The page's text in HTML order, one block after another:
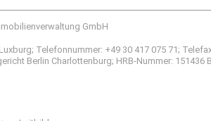
GmbH
Telefonnummer: +49 30 417 075 71;
Berlin Charlottenburg; HRB-Nummer: 151436